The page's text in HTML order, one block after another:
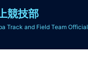
競技部
Track and Field Team Official